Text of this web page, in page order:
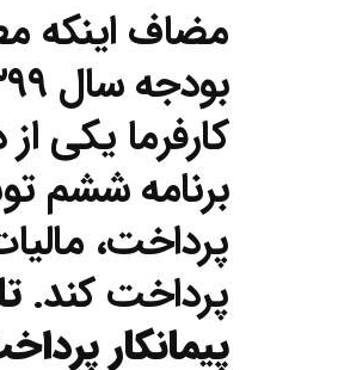
برنامه ششم
پرداخت،
پرداخت کند.
پیمانکار